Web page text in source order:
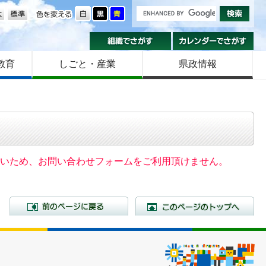
色を変える
大きさ
組織でさがす
育 しごと・産業 県政情報
ため、お問い合わせフォームをご利用頂けません。
前のページに戻る